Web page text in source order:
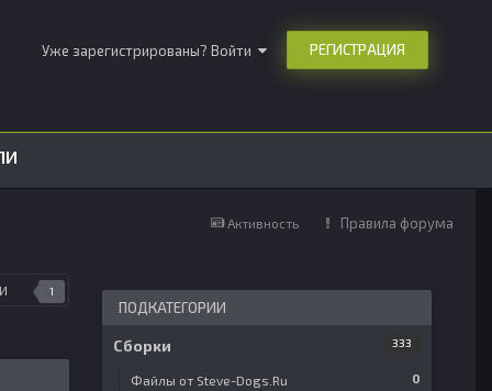
Уже зарегистрированы? Войти РЕГИСТРАЦИЯ
Активность Правила форума
1
ПОДКАТЕГОРИИ
333
Сборки
0
Файлы от Steve-Dogs.Ru